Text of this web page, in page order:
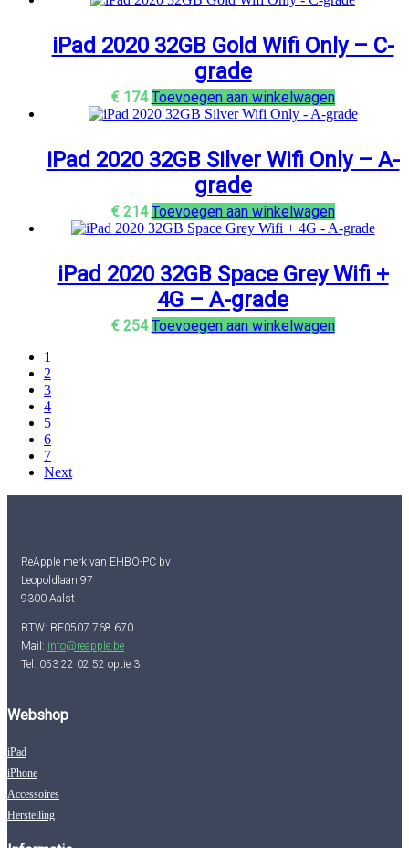
iPad 2020 32GB Gold Wifi Only – C-
grade
€174 Toevoegen aan winkelwagen
iPad 2020 32GB Silver Wifi Only – A-
grade
€214 Toevoegen aan winkelwagen
iPad 2020 32GB Space Grey Wifi +
4G – A-grade
€254 Toevoegen aan winkelwagen
1
2
3
4
5
6
7
Next
ReApple merk van EHBO-PC bv
Leopoldlaan 97
9300 Aalst
BTW: BE0507.768.670
Mail: info@reapple.be
Tel: 053 22 02 52 optie 3
Webshop
iPad
iPhone
Accessoires
Herstelling